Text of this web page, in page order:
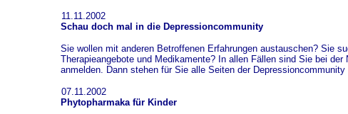
11.11.2002
Schau doch mal in die Depressioncommunity
Sie wollen mit anderen Betroffenen Erfahrungen austauschen? Sie
Therapieangebote und Medikamente? In allen Fällen sind Sie bei
anmelden. Dann stehen für Sie alle Seiten der
07.11.2002
Phytopharmaka für Kinder